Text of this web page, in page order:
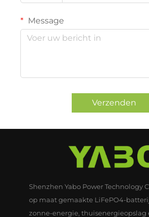
Message
Verzenden
Shenzhen Yabo Power Technology
op maat gemaakte LiFePO4-
zonne-energie, thuisenergieopslag